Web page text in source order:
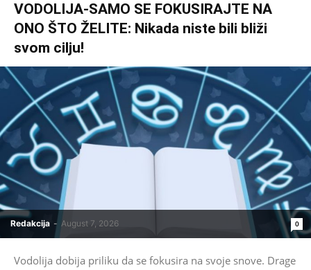
VODOLIJA-SAMO SE FOKUSIRAJTE NA
ONO ŠTO ŽELITE: Nikada niste bili bliži
svom cilju!
Redakcija - August 7, 2026 0
Vodolija dobija priliku da se fokusira na svoje snove. Drage